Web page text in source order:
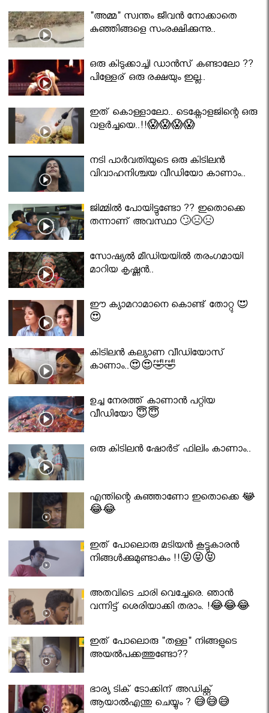
"അമ്മ" സ്വന്തം ജീവൻ നോക്കാതെ
കുഞ്ഞിങ്ങളെ സംരക്ഷിക്കുന്നു..
ഒരു കിടുക്കാച്ചി ഡാൻസ് കണ്ടാലോ ??
പിള്ളേര് ഒരു രക്ഷയും ഇല്ല..
ഇത് കൊള്ളാലോ.. ടെക്നോളജിന്റെ ഒരു
വളർച്ചയെ..!!😱😱😱😱
നടി പാർവതിയുടെ ഒരു കിടിലൻ
വിവാഹനിശ്ചയ വീഡിയോ കാണാം..
ജിമ്മിൽ പോയിട്ടുണ്ടോ ?? ഇതൊക്കെ
തന്നാണ് അവസ്ഥാ 🙄😣😣
സോഷ്യൽ മീഡിയയിൽ തരംഗമായി
മാറിയ കൃഷ്ണൻ..
ഈ ക്യാമറാമാനെ കൊണ്ട് തോറ്റു 😍
😍
കിടിലൻ കല്യാണ വീഡിയോസ്
കാണാം..😍😍🤣🤣
ഉച്ച നേരത്ത് കാണാൻ പറ്റിയ
വീഡിയോ 😇😇
ഒരു കിടിലൻ ഷോർട് ഫിലിം കാണാം..
എന്തിന്റെ കുഞ്ഞാണോ ഇതൊക്കെ 😂
😂😂
ഇത് പോലൊരു മടിയൻ കൂട്ടുകാരൻ
നിങ്ങൾക്കുമുണ്ടാകും !!😝😝😝
അതവിടെ ചാരി വെച്ചേരെ. ഞാൻ
വന്നിട്ട് ശെരിയാക്കി തരാം. !😂😂😂
ഇത് പോലൊരു "തള്ള" നിങ്ങളുടെ
അയല്‍പക്കത്തുണ്ടോ??
ഭാര്യ ടിക് ടോക്കിന് അഡിക്റ്റ്
ആയാൽഎന്തു ചെയ്യും ? 😅😅😅